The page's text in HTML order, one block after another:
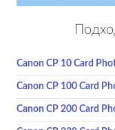
Canon CP 10 Card
Canon CP 100 Card
Canon CP 200 Card